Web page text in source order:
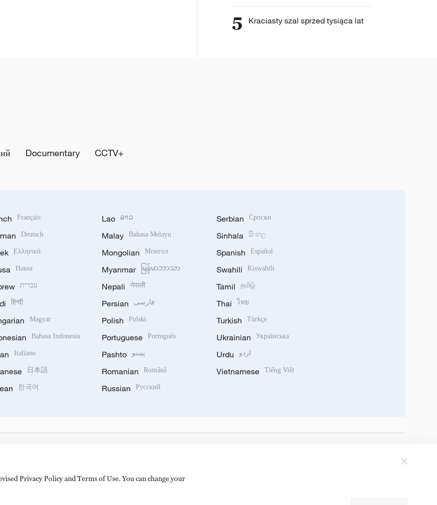
5 Kraciasty szal sprzed tysiąca lat
Documentary CCTV+
Français
Deutsch
Ελληνικά
Hausa
עברית
हिन्दी
Magyar
Bahasa Indonesia
Italiano
日本語
한국어
Lao ລາວ
Malay Bahasa Melayu
Mongolian Монгол
Myanmar မြန်မာဘာသာ
Nepali नेपाली
Persian فارسی
Polish Polski
Portuguese Português
Pashto پښتو
Romanian Română
Russian Русский
Serbian Српски
Sinhala සිංහල
Spanish Español
Swahili Kiswahili
Tamil தமிழ்
Thai ไทย
Turkish Türkçe
Ukrainian Українська
Urdu اردو
Vietnamese Tiếng Việt
Privacy Policy and Terms of Use. You can change your